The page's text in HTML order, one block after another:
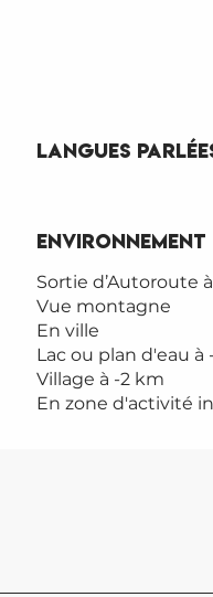
Langues
Langues
Environnement
Environnement
Sortie d’Autoroute
Vue montagne
En ville
Lac ou plan d'eau à
Village à -2 km
En zone d'activité